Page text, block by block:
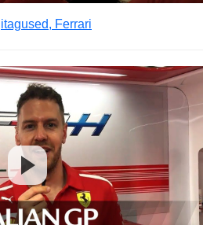
Ferrari